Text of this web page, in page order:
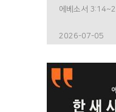
에베소서
2026-07-05